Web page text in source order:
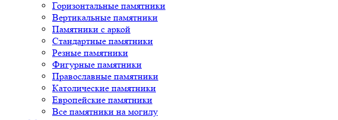
Горизонтальные памятники
Вертикальные памятники
Памятники с аркой
Стандартные памятники
Резные памятники
Фигурные памятники
Православные памятники
Католические памятники
Европейские памятники
Все памятники на могилу